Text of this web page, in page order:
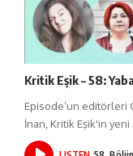
Kritik Eşik – 58:
Episode’un editörleri
İnan, Kritik Eşik'in